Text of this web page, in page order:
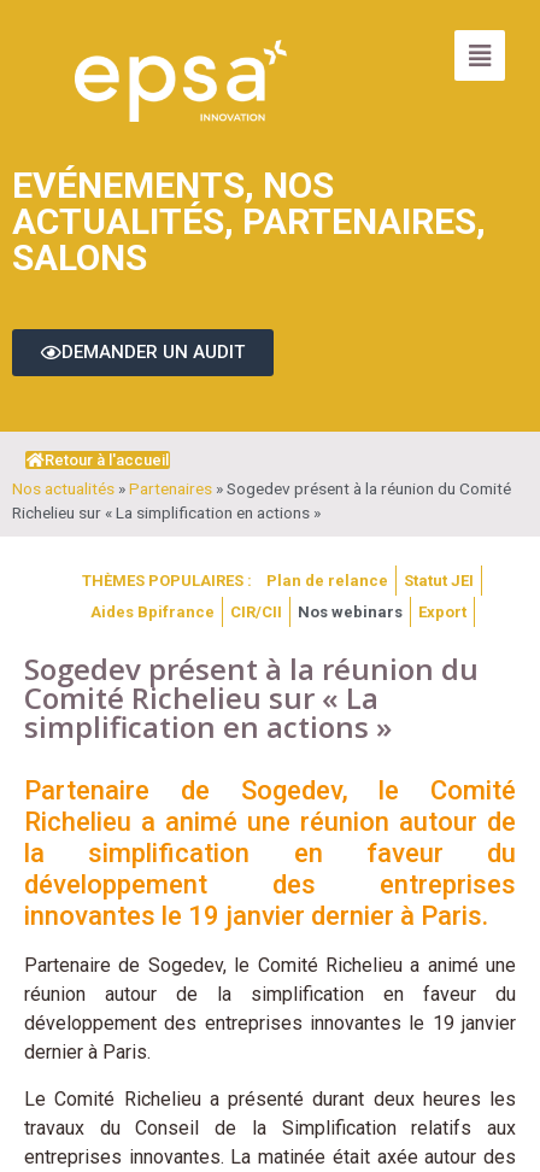
EVÉNEMENTS, NOS
ACTUALITÉS, PARTENAIRES,
SALONS
DEMANDER UN AUDIT
Retour à l'accueil
Nos actualités »Partenaires »Sogedev présent à la réunion du Comité
Richelieu sur « La simplification en actions »
THÈMES POPULAIRES : Plan de relance
Statut JEI
Aides Bpifrance
CIR/CII Nos webinars Export
Sogedev présent à la réunion du
Comité Richelieu sur « La
simplification en actions »
Partenaire de Sogedev, le Comité
Richelieu a animé une réunion autour de
la simplification en faveur du
développement des entreprises
innovantes le 19 janvier dernier à Paris.
Partenaire de Sogedev, le Comité Richelieu a animé une
réunion autour de la simplification en faveur du
développement des entreprises innovantes le 19 janvier
dernier à Paris.
Le Comité Richelieu a présenté durant deux heures les
travaux du Conseil de la Simplification relatifs aux
entreprises innovantes. La matinée était axée autour des